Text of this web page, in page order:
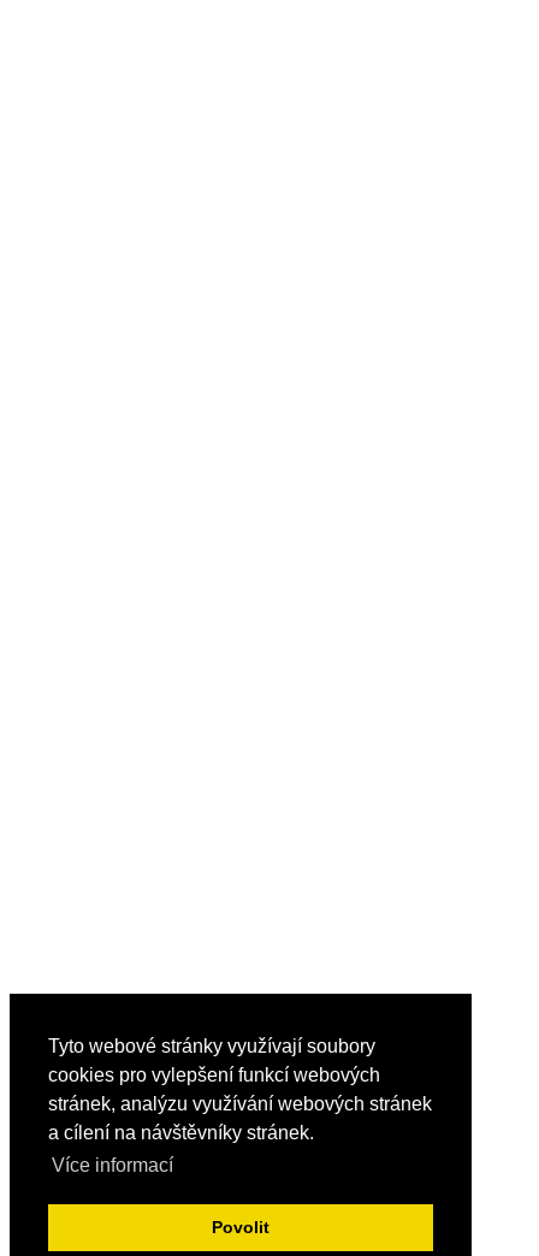
Tyto webové stránky využívají soubory
cookies pro vylepšení funkcí webových
stránek, analýzu využívání webových stránek
a cílení na návštěvníky stránek.
Více informací
Povolit